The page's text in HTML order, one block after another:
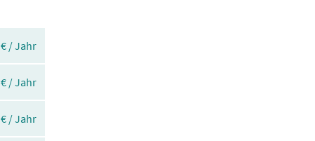
/ Jahr
/ Jahr
/ Jahr